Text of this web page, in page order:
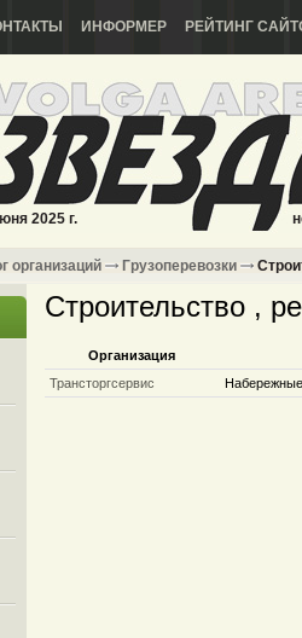
ИНФОРМЕР РЕЙТИНГ
2025 г.
организаций Грузоперевозки
Строительство ,
Организация
Трансторгсервис